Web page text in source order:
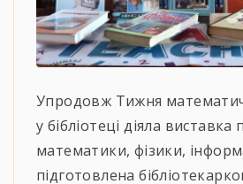
Упродовж Тижня
у бібліотеці діяла виставка
математики, фізики,
підготовлена